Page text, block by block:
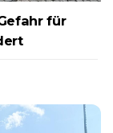
für